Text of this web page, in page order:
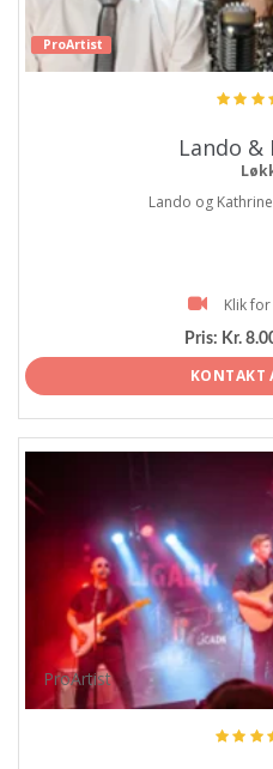
ProArtist
Lando &
Lando og
Klik
Pris: Kr.
KONTAKT
ProArtist